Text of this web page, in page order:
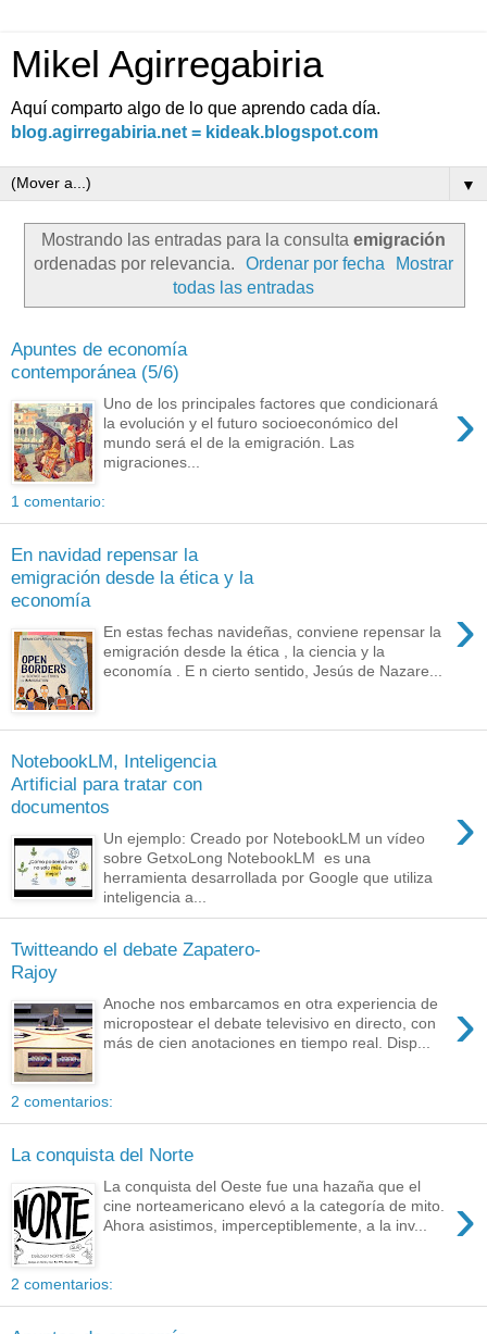
Mikel Agirregabiria
Aquí comparto algo de lo que aprendo cada día.
blog.agirregabiria.net = kideak.blogspot.com
▼
Mostrando las entradas para la consulta emigración
ordenadas por relevancia.
Ordenar por fecha
Mostrar
todas las entradas
Apuntes de economía
contemporánea (5/6)
›
Uno de los principales factores que condicionará
la evolución y el futuro socioeconómico del
mundo será el de la emigración. Las
migraciones...
1 comentario:
En navidad repensar la
emigración desde la ética y la
economía
›
En estas fechas navideñas, conviene repensar la
emigración desde la ética , la ciencia y la
economía . E n cierto sentido, Jesús de Nazare...
NotebookLM, Inteligencia
Artificial para tratar con
documentos
›
Un ejemplo: Creado por NotebookLM un vídeo
sobre GetxoLong NotebookLM es una
herramienta desarrollada por Google que utiliza
inteligencia a...
Twitteando el debate Zapatero-
Rajoy
›
Anoche nos embarcamos en otra experiencia de
micropostear el debate televisivo en directo, con
más de cien anotaciones en tiempo real. Disp...
2 comentarios:
La conquista del Norte
›
La conquista del Oeste fue una hazaña que el
cine norteamericano elevó a la categoría de mito.
Ahora asistimos, imperceptiblemente, a la inv...
2 comentarios: